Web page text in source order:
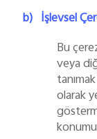
b) İşlevsel
Bu
veya
olarak